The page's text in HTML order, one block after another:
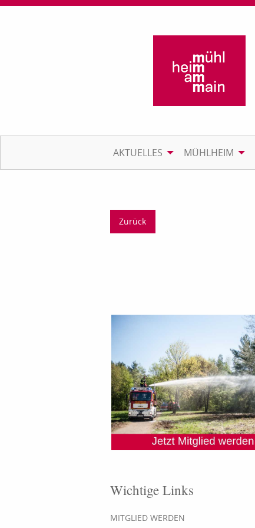
AKTUELLES MÜHLHEIM
Zurück
Wichtige Links
MITGLIED WERDEN